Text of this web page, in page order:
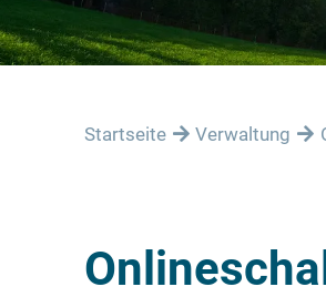
Startseite Verwaltung